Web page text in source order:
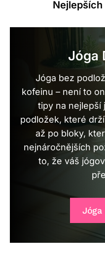
Cviků
Jóga
Jóga bez
kofeinu – není to
tipy na nejlepší
podložek, které
až po bloky,
nejnáročnějších
to, že váš
Jóga